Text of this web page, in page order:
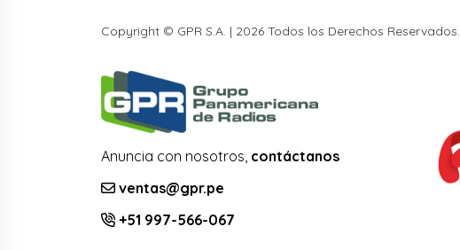
Copyright © GPR S.A. | 2026 Todos los Derechos Reservados.
Anuncia con nosotros, contáctanos
ventas@gpr.pe
+51 997-566-067